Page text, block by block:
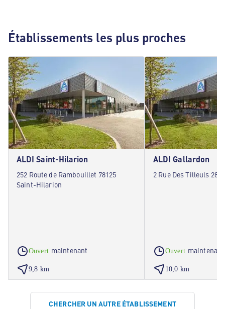
Établissements les plus proches
ALDI Saint-Hilarion
252 Route de Rambouillet 78125
Saint-Hilarion
Ouvert maintenant
9,8 km
ALDI Gallardon
2 Rue Des Tilleuls
Ouvert maintenant
10,0 km
CHERCHER UN AUTRE ÉTABLISSEMENT